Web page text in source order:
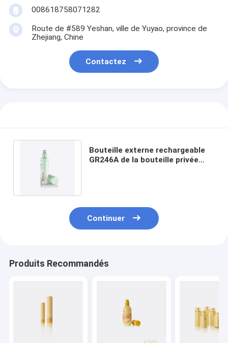
008618758071282
Route de #589 Yeshan, ville de Yuyao, province de
Zhejiang, Chine
Contactez
Bouteille externe rechargeable
GR246A de la bouteille privée
Continuer
Produits Recommandés